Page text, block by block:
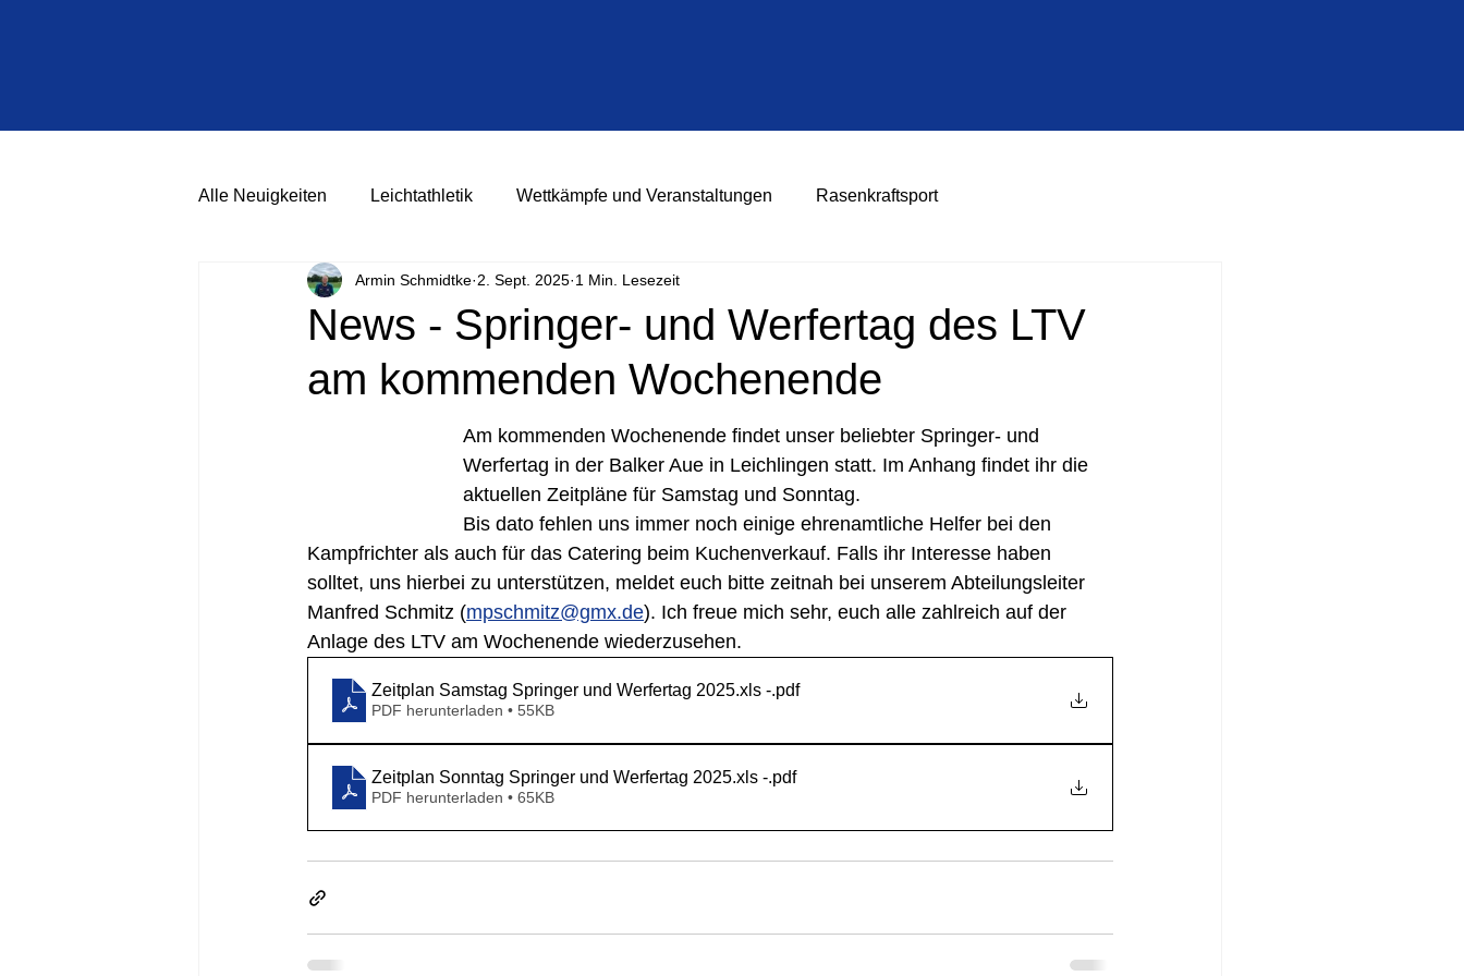
Alle Neuigkeiten Leichtathletik Wettkämpfe und Veranstaltungen Rasenkraftsport
News - Springer- und Werfertag des LTV
am kommenden Wochenende
Armin Schmidtke 2. Sept. 2025 1 Min. Lesezeit
Am kommenden Wochenende findet unser beliebter Springer- und
Werfertag in der Balker Aue in Leichlingen statt. Im Anhang findet ihr die
aktuellen Zeitpläne für Samstag und Sonntag.
Bis dato fehlen uns immer noch einige ehrenamtliche Helfer bei den
Kampfrichter als auch für das Catering beim Kuchenverkauf. Falls ihr Interesse haben
solltet, uns hierbei zu unterstützen, meldet euch bitte zeitnah bei unserem Abteilungsleiter
Manfred Schmitz (mpschmitz@gmx.de). Ich freue mich sehr, euch alle zahlreich auf der
Anlage des LTV am Wochenende wiederzusehen.
Zeitplan Samstag Springer und Werfertag 2025.xls -.pdf
PDF herunterladen • 55KB
Zeitplan Sonntag Springer und Werfertag 2025.xls -.pdf
PDF herunterladen • 65KB